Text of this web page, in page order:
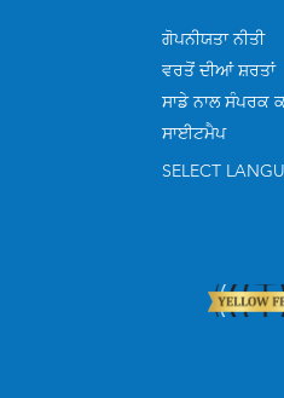
ਗੋਪਨੀਯਤਾ ਨੀਤੀ
ਵਰਤੋਂ ਦੀਆਂ ਸ਼ਰਤਾਂ
ਸਾਡੇ ਨਾਲ ਸੰਪਰਕ
ਸਾਈਟਮੈਪ
SELECT